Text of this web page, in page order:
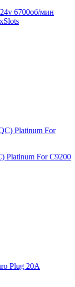
6700об/мин
Platinum For C9200